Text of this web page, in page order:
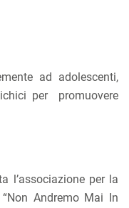
ad adolescenti,
per promuovere
l’associazione per la
Andremo Mai In